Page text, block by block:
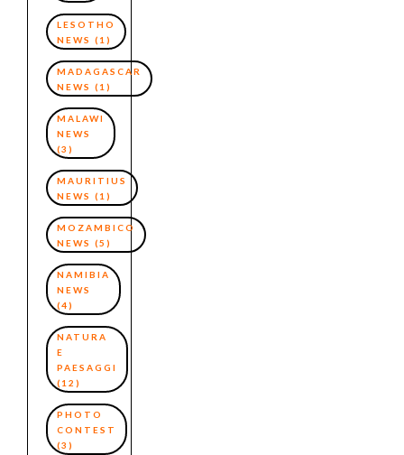
LESOTHO
NEWS (1)
MADAGASCAR
NEWS (1)
MALAWI
NEWS
(3)
MAURITIUS
NEWS (1)
MOZAMBICO
NEWS (5)
NAMIBIA
NEWS
(4)
NATURA
E
PAESAGGI
(12)
PHOTO
CONTEST
(3)